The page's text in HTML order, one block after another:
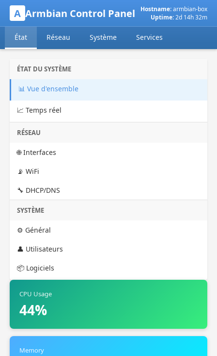
A Armbian Control Panel Hostname:armbian-box
Uptime:2d 14h 32m
État Réseau Système Services
ÉTAT DU SYSTÈME
📊 Vue d'ensemble
📈 Temps réel
RÉSEAU
🌐 Interfaces
📡 WiFi
🔧 DHCP/DNS
SYSTÈME
⚙️ Général
👤 Utilisateurs
📦 Logiciels
CPU Usage
44%
Memory